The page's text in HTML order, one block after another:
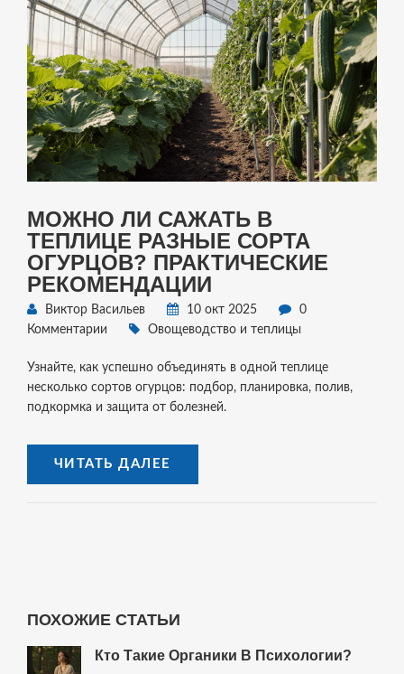
МОЖНО ЛИ САЖАТЬ В
ТЕПЛИЦЕ РАЗНЫЕ СОРТА
ОГУРЦОВ? ПРАКТИЧЕСКИЕ
РЕКОМЕНДАЦИИ
Виктор Васильев 10 окт 2025
0
Комментарии
Овощеводство и теплицы
Узнайте, как успешно объединять в одной теплице
несколько сортов огурцов: подбор, планировка, полив,
подкормка и защита от болезней.
ЧИТАТЬ ДАЛЕЕ
ПОХОЖИЕ СТАТЬИ
Кто Такие Органики В Психологии?